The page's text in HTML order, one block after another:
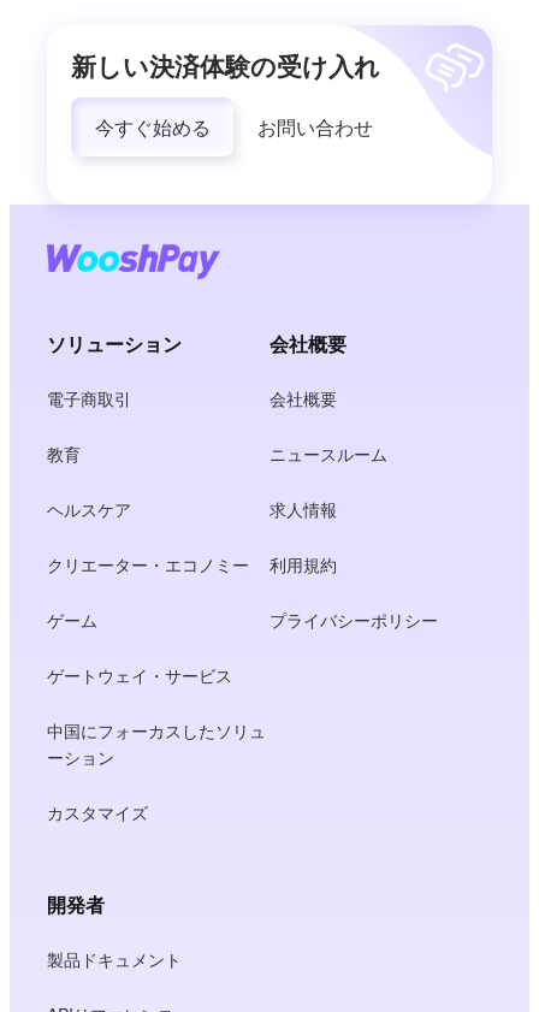
新しい決済体験の受け入れ
今すぐ始める お問い合わせ
ソリューション
電子商取引
教育
ヘルスケア
クリエーター・エコノミー
ゲーム
ゲートウェイ・サービス
中国にフォーカスしたソリュ
ーション
カスタマイズ
会社概要
会社概要
ニュースルーム
求人情報
利用規約
プライバシーポリシー
開発者
製品ドキュメント